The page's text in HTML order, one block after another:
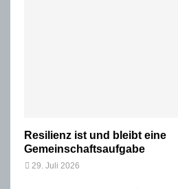
Resilienz ist und bleibt eine
Gemeinschaftsaufgabe
29. Juli 2026